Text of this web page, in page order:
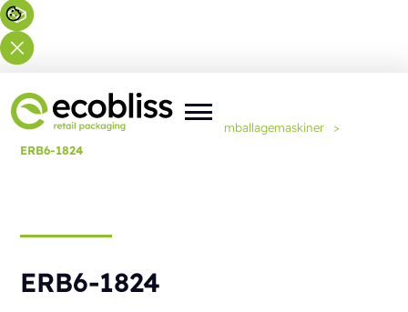
Du er her: Forside Emballagemaskiner
>
ERB6-1824
ERB6-1824